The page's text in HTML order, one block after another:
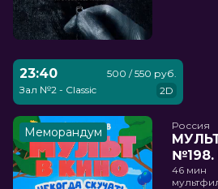
23:40
Зал №2 - Classic
500 / 550 руб.
2D
Меморандум Россия
№198.
46 мин